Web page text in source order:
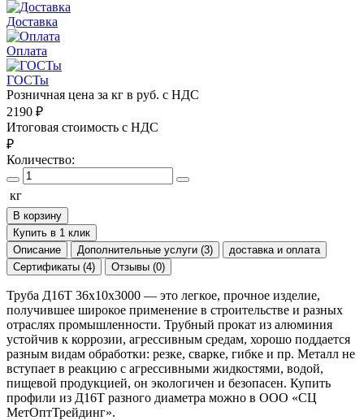
Доставка
Оплата
ГОСТы
Розничная цена за кг в руб. с НДС
2190 ₽
Итоговая стоимость с НДС
₽
Количество:
кг
В корзину
Купить в 1 клик
Описание
Дополнительные услуги (3)
доставка и оплата
Сертификаты (4)
Отзывы (0)
Труба Д16Т 36х10х3000 — это легкое, прочное изделие,
получившее широкое применение в строительстве и разных
отраслях промышленности. Трубный прокат из алюминия
устойчив к коррозии, агрессивным средам, хорошо поддается
разным видам обработки: резке, сварке, гибке и пр. Металл не
вступает в реакцию с агрессивными жидкостями, водой,
пищевой продукцией, он экологичен и безопасен. Купить
профили из Д16Т разного диаметра можно в ООО «СЦ
МетОптТрейдинг».